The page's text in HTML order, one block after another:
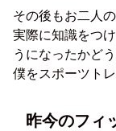
その後もお二人
実際に知識をつ
うになったかど
僕をスポーツト
昨今のフィ